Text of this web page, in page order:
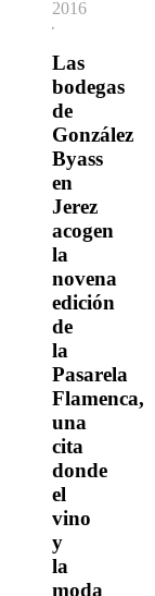
2016
Las
bodegas
de
González
Byass
en
Jerez
acogen
la
novena
edición
de
la
Pasarela
Flamenca,
una
cita
donde
el
vino
y
la
moda